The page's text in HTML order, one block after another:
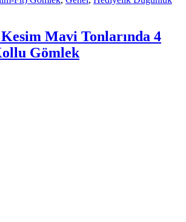
Mavi Tonlarında 4
Gömlek